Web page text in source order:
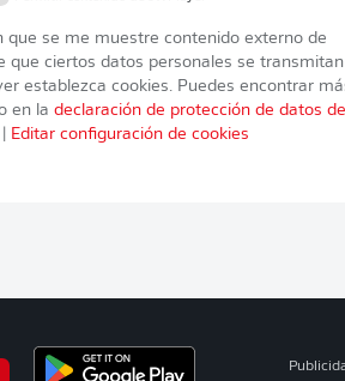
que se me muestre contenido externo de
que ciertos datos personales se
establezca cookies. Puedes encontrar
en la declaración de protección de datos de
Editar configuración de cookies